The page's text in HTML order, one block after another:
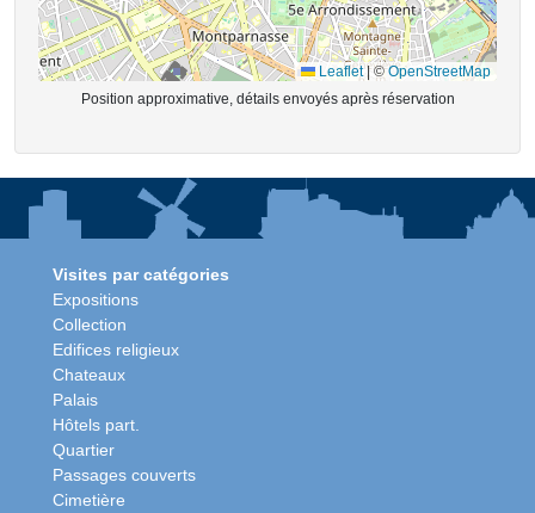
Leaflet |©OpenStreetMap
Position approximative, détails envoyés après réservation
Visites par catégories
Expositions
Collection
Edifices religieux
Chateaux
Palais
Hôtels part.
Quartier
Passages couverts
Cimetière